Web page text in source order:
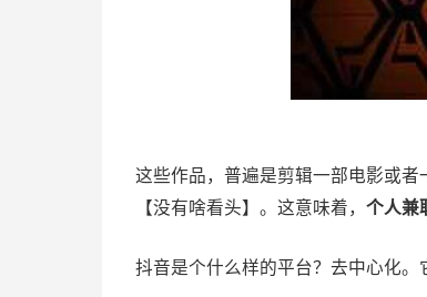
这些作品，普遍是剪辑一部电影或
【没有啥看头】。这意味着， 个人兼
抖音是个什么样的平台？去中心化